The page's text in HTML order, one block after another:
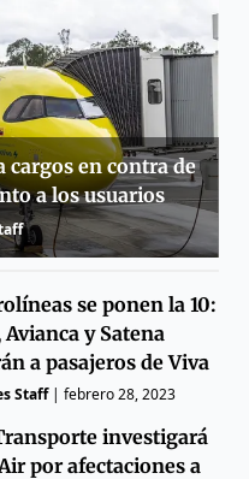
en contra de
a los usuarios
se ponen la 10:
y Satena
a pasajeros de Viva
Staff|febrero 28, 2023
investigará
por afectaciones a